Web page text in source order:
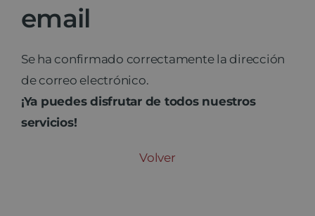
Contacto
email
Se ha confirmado correctamente la dirección
de correo electrónico.
¡Ya puedes disfrutar de todos nuestros
servicios!
Volver